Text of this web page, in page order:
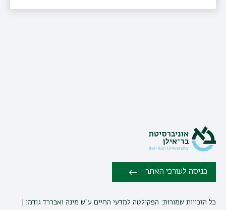
כניסה לעורכי האתר
כל הזכויות שמורות: הפקולטה למדעי החיים ע"ש מינה ואבררד גודמן |